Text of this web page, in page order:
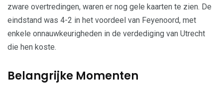
zware overtredingen, waren er nog gele kaarten te zien. De
eindstand was 4-2 in het voordeel van Feyenoord, met
enkele onnauwkeurigheden in de verdediging van Utrecht
die hen koste.
Belangrijke Momenten